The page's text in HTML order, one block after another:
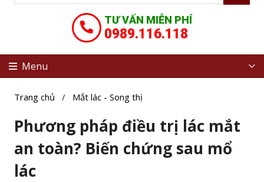
TƯ VẤN MIỄN PHÍ
0989.116.118
Menu
Trang chủ / Mắt lác - Song thị
Phương pháp điều trị lác mắt
an toàn? Biến chứng sau mổ
lác